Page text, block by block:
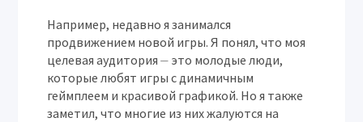
Например, недавно я занимался
продвижением новой игры. Я понял, что моя
целевая аудитория ⏤ это молодые люди,
которые любят игры с динамичным
геймплеем и красивой графикой. Но я также
заметил, что многие из них жалуются на